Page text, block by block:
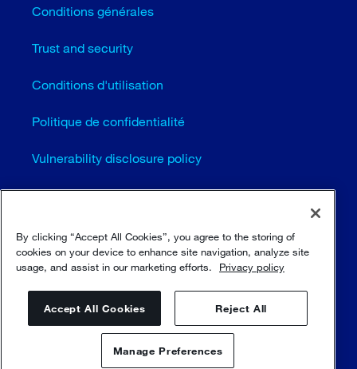
Conditions générales
Trust and security
Conditions d'utilisation
Politique de confidentialité
Vulnerability disclosure policy
Cookie settings (EN)
Plan du site
© Sulzer Ltd 1996 - 2025
By clicking “Accept All Cookies”, you agree to the storing of
cookies on your device to enhance site navigation, analyze site
usage, and assist in our marketing efforts.
Privacy policy
Accept All Cookies Reject All
Manage Preferences